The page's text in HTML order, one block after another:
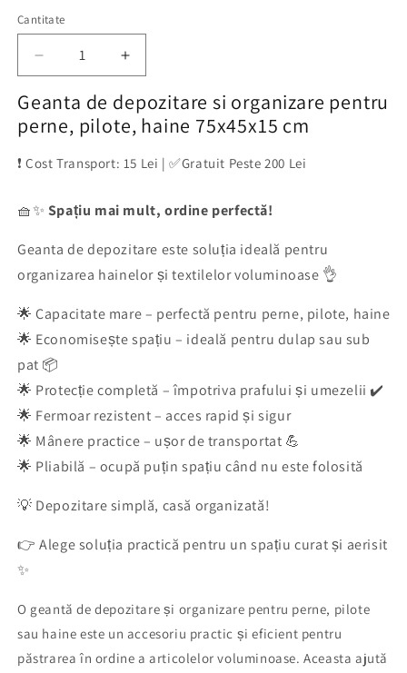
Cantitate
Reduceți
cantitatea
pentru
Geanta
depozitare
pentru
pilote,
haine
cm
Creșteți
cantitatea
pentru
Geanta
de
depozitare
pentru
pilote,
haine
cm
Geanta de depozitare si organizare pentru
perne, pilote, haine 75x45x15 cm
❗ Cost Transport: 15 Lei | ✅Gratuit Peste 200 Lei
🧺✨ Spațiu mai mult, ordine perfectă!
Geanta de depozitare este soluția ideală pentru
organizarea hainelor și textilelor voluminoase 👌
🌟 Capacitate mare – perfectă pentru perne, pilote, haine
🌟 Economisește spațiu – ideală pentru dulap sau sub
pat 📦
🌟 Protecție completă – împotriva prafului și umezelii ✔️
🌟 Fermoar rezistent – acces rapid și sigur
🌟 Mânere practice – ușor de transportat 💪
🌟 Pliabilă – ocupă puțin spațiu când nu este folosită
💡 Depozitare simplă, casă organizată!
👉 Alege soluția practică pentru un spațiu curat și aerisit
✨
O geantă de depozitare și organizare pentru perne, pilote
sau haine este un accesoriu practic și eficient pentru
păstrarea în ordine a articolelor voluminoase. Aceasta ajută